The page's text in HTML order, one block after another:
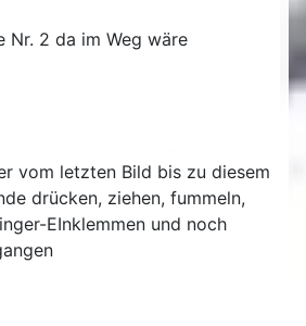
Nr. 2 da im Weg wäre
vom letzten Bild bis zu diesem
drücken, ziehen, fummeln,
EInklemmen und noch